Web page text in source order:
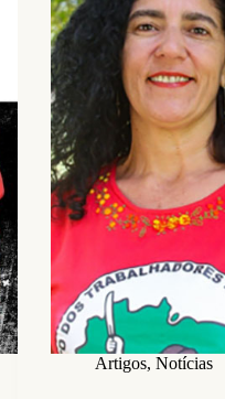
Artigos,Notícias